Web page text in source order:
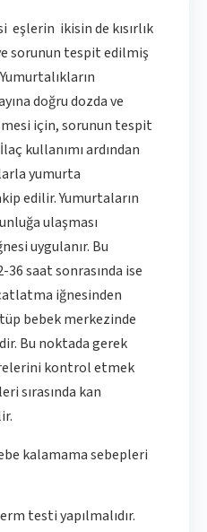
eşlerin ikisin de kısırlık
sorunun tespit edilmiş
doğru dozda ve
için, sorunun tespit
kullanımı ardından
yumurta
edilir. Yumurtaların
ulaşması
uygulanır. Bu
36 saat sonrasında ise
iğnesinden
bebek merkezinde
Bu noktada gerek
kontrol etmek
sırasında kan
kalamama sebepleri
testi yapılmalıdır.